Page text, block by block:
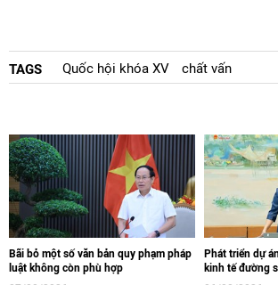
TAGS Quốc hội khóa XV chất vấn
Bãi bỏ một số văn bản quy phạm pháp
luật không còn phù hợp
Phát triển dự
kinh tế đường